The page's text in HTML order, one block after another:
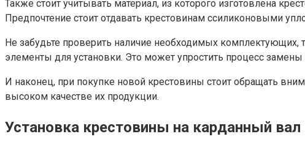
Также стоит учитывать материал, из которого изготовлена
Предпочтение стоит отдавать крестовинам ссиликоновыми
Не забудьте проверить наличие необходимых
элементы для установки. Это может упростить процесс
И наконец, при покупке новой крестовины стоит обращать
высоком качестве их продукции.
Установка крестовины на карданный вал